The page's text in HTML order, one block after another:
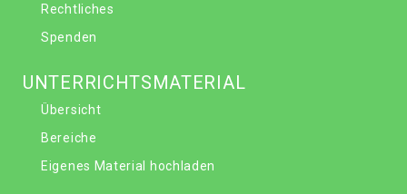
Rechtliches
Spenden
UNTERRICHTSMATERIAL
Übersicht
Bereiche
Eigenes Material hochladen